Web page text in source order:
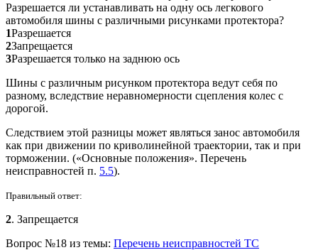
Разрешается ли устанавливать на одну ось легкового
автомобиля шины с различными рисунками протектора?
1Разрешается
2Запрещается
3Разрешается только на заднюю ось
Шины с различным рисунком протектора ведут себя по
разному, вследствие неравномерности сцепления колес с
дорогой.
Следствием этой разницы может являться занос автомобиля
как при движении по криволинейной траектории, так и при
торможении. («Основные положения». Перечень
неисправностей п. 5.5).
Правильный ответ:
2. Запрещается
Вопрос №18 из темы: Перечень неисправностей ТС